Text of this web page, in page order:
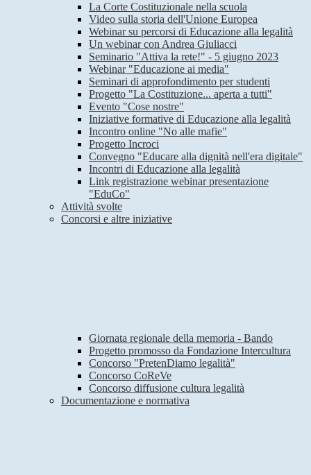
La Corte Costituzionale nella scuola
Video sulla storia dell'Unione Europea
Webinar su percorsi di Educazione alla legalità
Un webinar con Andrea Giuliacci
Seminario "Attiva la rete!" - 5 giugno 2023
Webinar "Educazione ai media"
Seminari di approfondimento per studenti
Progetto "La Costituzione... aperta a tutti"
Evento "Cose nostre"
Iniziative formative di Educazione alla legalità
Incontro online "No alle mafie"
Progetto Incroci
Convegno "Educare alla dignità nell'era digitale"
Incontri di Educazione alla legalità
Link registrazione webinar presentazione
"EduCo"
Attività svolte
Concorsi e altre iniziative
Giornata regionale della memoria - Bando
Progetto promosso da Fondazione Intercultura
Concorso "PretenDiamo legalità"
Concorso CoReVe
Concorso diffusione cultura legalità
Documentazione e normativa